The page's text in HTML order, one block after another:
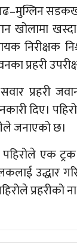
खोलामा
निरीक्षक
प्रहरी
सवार प्रहरी
दिए।
जनाएको छ।
पहिरोले एक
उद्धार
प्रहरीको